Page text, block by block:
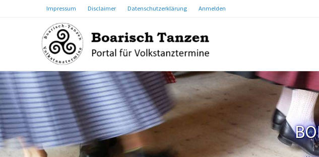
Impressum Disclaimer Datenschutzerklärung Anmelden